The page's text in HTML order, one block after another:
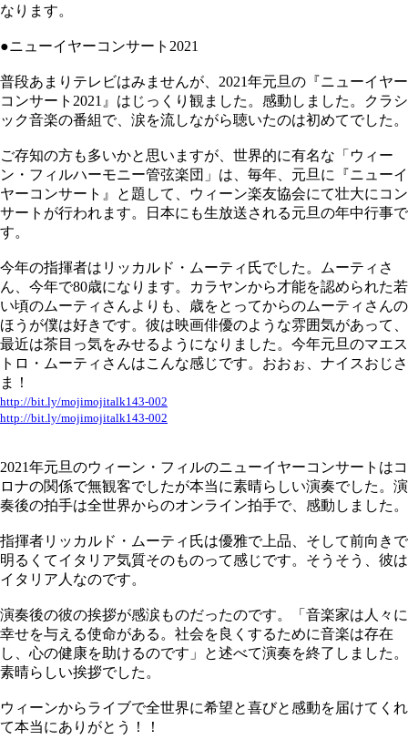
なります。
●ニューイヤーコンサート2021
普段あまりテレビはみませんが、2021年元旦の『ニューイヤー
コンサート2021』はじっくり観ました。感動しました。クラシ
ック音楽の番組で、涙を流しながら聴いたのは初めてでした。
ご存知の方も多いかと思いますが、世界的に有名な「ウィー
ン・フィルハーモニー管弦楽団」は、毎年、元旦に『ニューイ
ヤーコンサート』と題して、ウィーン楽友協会にて壮大にコン
サートが行われます。日本にも生放送される元旦の年中行事で
す。
今年の指揮者はリッカルド・ムーティ氏でした。ムーティさ
ん、今年で80歳になります。カラヤンから才能を認められた若
い頃のムーティさんよりも、歳をとってからのムーティさんの
ほうが僕は好きです。彼は映画俳優のような雰囲気があって、
最近は茶目っ気をみせるようになりました。今年元旦のマエス
トロ・ムーティさんはこんな感じです。おおぉ、ナイスおじさ
ま！
http://bit.ly/mojimojitalk143-002
http://bit.ly/mojimojitalk143-002
2021年元旦のウィーン・フィルのニューイヤーコンサートはコ
ロナの関係で無観客でしたが本当に素晴らしい演奏でした。演
奏後の拍手は全世界からのオンライン拍手で、感動しました。
指揮者リッカルド・ムーティ氏は優雅で上品、そして前向きで
明るくてイタリア気質そのものって感じです。そうそう、彼は
イタリア人なのです。
演奏後の彼の挨拶が感涙ものだったのです。「音楽家は人々に
幸せを与える使命がある。社会を良くするために音楽は存在
し、心の健康を助けるのです」と述べて演奏を終了しました。
素晴らしい挨拶でした。
ウィーンからライブで全世界に希望と喜びと感動を届けてくれ
て本当にありがとう！！